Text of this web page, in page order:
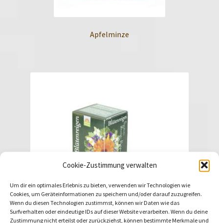
Cookie-Zustimmung verwalten
Um dir ein optimales Erlebnis zu bieten, verwenden wir Technologien wie
Cookies, um Geräteinformationen zu speichern und/oder darauf zuzugreifen.
Wenn du diesen Technologien zustimmst, können wir Daten wie das
Surfverhalten oder eindeutige IDs auf dieser Website verarbeiten. Wenn du deine
Zustimmung nicht erteilst oder zurückziehst, können bestimmte Merkmale und
Apfelminze